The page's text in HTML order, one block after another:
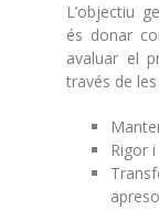
L’objectiu
és donar
avaluar el
través de
Rigor